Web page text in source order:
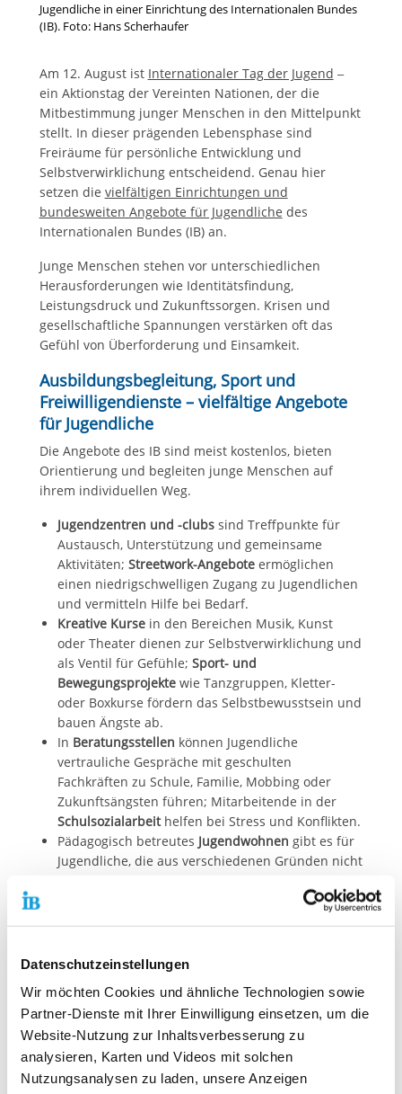
Datenschutzeinstellungen
Wir möchten Cookies und ähnliche Technologien sowie
Partner-Dienste mit Ihrer Einwilligung einsetzen, um die
Website-Nutzung zur Inhaltsverbesserung zu
analysieren, Karten und Videos mit solchen
Nutzungsanalysen zu laden, unsere Anzeigen
Jugendliche in einer Einrichtung des Internationalen Bundes
(IB). Foto: Hans Scherhaufer
Am 12. August ist Internationaler Tag der Jugend –
ein Aktionstag der Vereinten Nationen, der die
Mitbestimmung junger Menschen in den Mittelpunkt
stellt. In dieser prägenden Lebensphase sind
Freiräume für persönliche Entwicklung und
Selbstverwirklichung entscheidend. Genau hier
setzen die vielfältigen Einrichtungen und
bundesweiten Angebote für Jugendliche des
Internationalen Bundes (IB) an.
Junge Menschen stehen vor unterschiedlichen
Herausforderungen wie Identitätsfindung,
Leistungsdruck und Zukunftssorgen. Krisen und
gesellschaftliche Spannungen verstärken oft das
Gefühl von Überforderung und Einsamkeit.
Ausbildungsbegleitung, Sport und
Freiwilligendienste – vielfältige Angebote
für Jugendliche
Die Angebote des IB sind meist kostenlos, bieten
Orientierung und begleiten junge Menschen auf
ihrem individuellen Weg.
Jugendzentren und -clubssind Treffpunkte für
Austausch, Unterstützung und gemeinsame
Aktivitäten; Streetwork-Angebote ermöglichen
einen niedrigschwelligen Zugang zu Jugendlichen
und vermitteln Hilfe bei Bedarf.
Kreative Kursein den Bereichen Musik, Kunst
oder Theater dienen zur Selbstverwirklichung und
als Ventil für Gefühle; Sport- und
Bewegungsprojektewie Tanzgruppen, Kletter-
oder Boxkurse fördern das Selbstbewusstsein und
bauen Ängste ab.
In Beratungsstellen können Jugendliche
vertrauliche Gespräche mit geschulten
Fachkräften zu Schule, Familie, Mobbing oder
Zukunftsängsten führen; Mitarbeitende in der
Schulsozialarbeithelfen bei Stress und Konflikten.
Pädagogisch betreutes Jugendwohnen gibt es für
Jugendliche, die aus verschiedenen Gründen nicht
Übergang von der
Orientierung und Standortbestimmung – bis hin
junge Menschen, die keinen Ausbildungsplatz
finden konnten.
DieAssistierte Ausbildungunterstützt
Auszubildende, die Schwierigkeiten mit
Fachtheorie, Betriebsabläufen oder persönlichen